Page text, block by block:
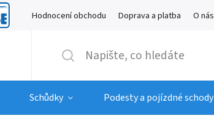
Hodnocení obchodu Doprava a platba O nás
Schůdky Podesty a pojízdné schody